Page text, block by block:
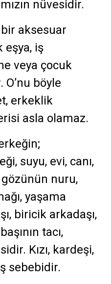
nüvesidir.
aksesuar
eşya, iş
veya çocuk
böyle
erkeklik
asla olamaz.
suyu, evi, canı,
gözünün nuru,
yaşama
biricik arkadaşı,
tacı,
Kızı, kardeşi,
sebebidir.